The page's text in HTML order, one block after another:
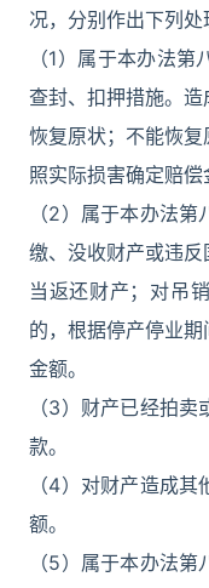
况，分别作出下列处
（1）属于本办法
查封、扣押措施。
恢复原状；不能恢
照实际损害确定赔偿
（2）属于本办法
缴、没收财产或违
当返还财产；对吊
的，根据停产停业
金额。
（3）财产已经拍
款。
（4）对财产造成
额。
（5）属于本办法第